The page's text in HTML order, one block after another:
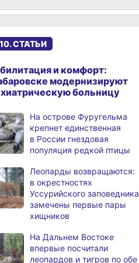
свыше миллиона рублей
В Хабаровске суд
рассмотрит дело об ошибке
при техобслуживании
самолёта
В Хабаровском крае
за сутки произошло 3
дорожно-транспортных
происшествий
В Хабаровске косметолог
осуждена
за мошенничество
В Хабаровске потушили
в деревянном доме
СТАТЬИ
и комфорт:
модернизируют
больницу
На острове Фуругельма
крепнет единственная
в России гнездовая
популяция редкой птицы
Леопарды возвращаются:
в окрестностях
Уссурийского заповедника
замечены первые пары
хищников
На Дальнем Востоке
впервые посчитали
леопардов и тигров по обе